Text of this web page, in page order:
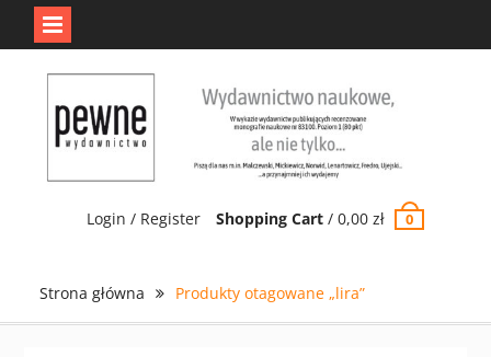
Login / Register Shopping Cart /0,00zł 0
Strona główna Produkty otagowane „lira”